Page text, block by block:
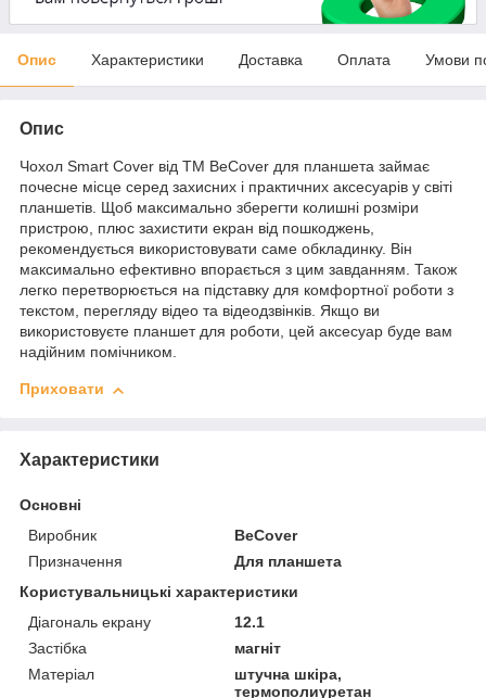
Опис Характеристики Доставка Оплата Умови
Опис
Чохол Smart Cover від ТМ BeCover для планшета займає
почесне місце серед захисних і практичних аксесуарів у світі
планшетів. Щоб максимально зберегти колишні розміри
пристрою, плюс захистити екран від пошкоджень,
рекомендується використовувати саме обкладинку. Він
максимально ефективно впорається з цим завданням. Також
легко перетворюється на підставку для комфортної роботи з
текстом, перегляду відео та відеодзвінків. Якщо ви
використовуєте планшет для роботи, цей аксесуар буде вам
надійним помічником.
Приховати
Характеристики
Основні
Виробник
BeCover
Призначення
Для планшета
Користувальницькі характеристики
Діагональ екрану
12.1
Застібка
магніт
Матеріал
штучна шкіра,
термополиуретан